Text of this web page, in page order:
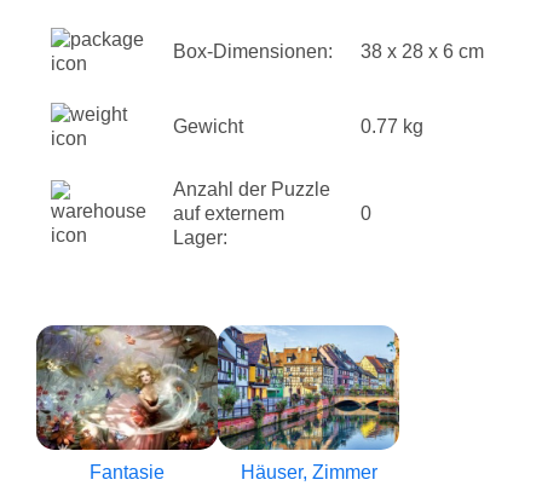
Box-Dimensionen: 38 x 28 x 6 cm
Gewicht 0.77 kg
Anzahl der Puzzle
auf externem
Lager:
0
Fantasie Häuser, Zimmer